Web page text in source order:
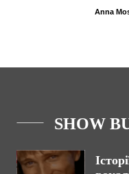
Anna
SHOW